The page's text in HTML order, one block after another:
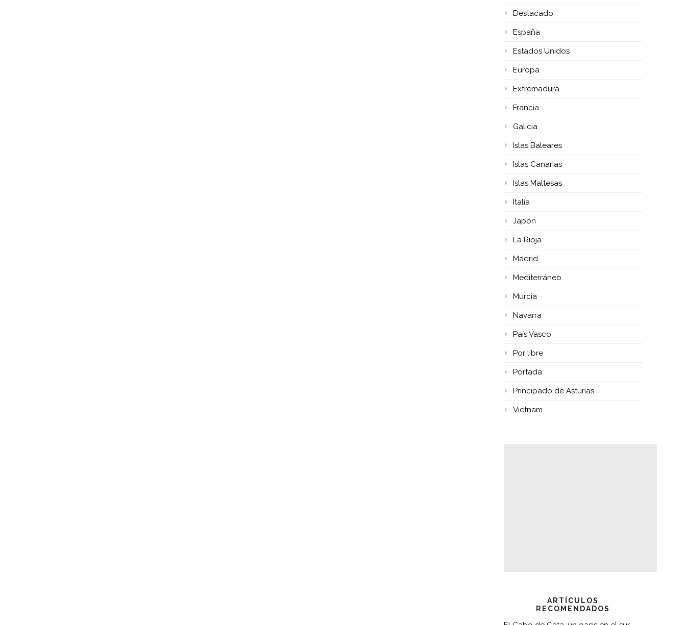
Destacado
España
Estados Unidos
Europa
Extremadura
Francia
Galicia
Islas Baleares
Islas Canarias
Islas Maltesas
Italia
Japón
La Rioja
Madrid
Mediterráneo
Murcia
Navarra
País Vasco
Por libre
Portada
Principado de Asturias
Vietnam
ARTÍCULOS
RECOMENDADOS